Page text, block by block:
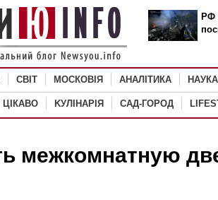
РФ
СВІТ MОСКОВІЯ АНАЛІТИКА НАУКА
ЦІКАВО KУЛІНАРІЯ САД-ГОРОД
межкомнатную